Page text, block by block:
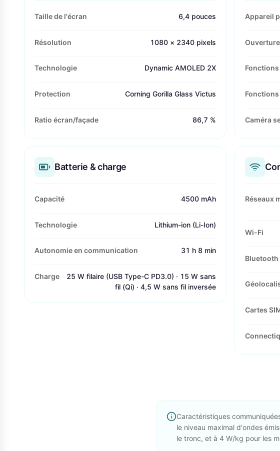
Taille de l'écran 6,4 pouces
Résolution 1080 × 2340 pixels
Technologie Dynamic AMOLED 2X
Protection Corning Gorilla Glass Victus
Ratio écran/façade 86,7 %
Batterie & charge
Capacité 4500 mAh
Technologie Lithium-ion (Li-Ion)
Autonomie en communication 31 h 8 min
Charge
25 W filaire (USB Type-C PD3.0) · 15 W sans
fil (Qi) · 4,5 W sans fil inversée
Appareil
Caméra
Réseaux
Wi-Fi
Bluetooth
Cartes
Caractéristiques
le niveau maximal d'ondes
le tronc, et à 4 W/kg pour les